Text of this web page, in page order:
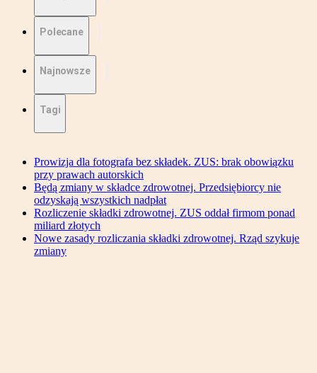
Polecane
Najnowsze
Tagi
Prowizja dla fotografa bez składek. ZUS: brak obowiązku
przy prawach autorskich
Będą zmiany w składce zdrowotnej. Przedsiębiorcy nie
odzyskają wszystkich nadpłat
Rozliczenie składki zdrowotnej. ZUS oddał firmom ponad
miliard złotych
Nowe zasady rozliczania składki zdrowotnej. Rząd szykuje
zmiany